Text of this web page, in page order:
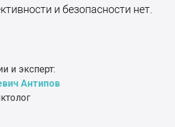
и безопасности нет.
и эксперт:
Антипов